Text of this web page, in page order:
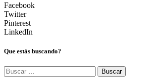
Facebook
Twitter
Pinterest
LinkedIn
Que estás buscando?
Buscar: